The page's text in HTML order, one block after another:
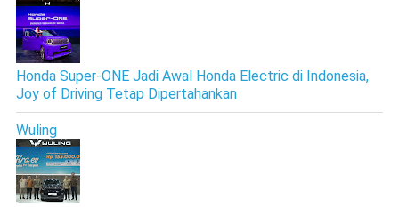
Honda Super-ONE Jadi Awal Honda Electric di Indonesia,
Joy of Driving Tetap Dipertahankan
Wuling